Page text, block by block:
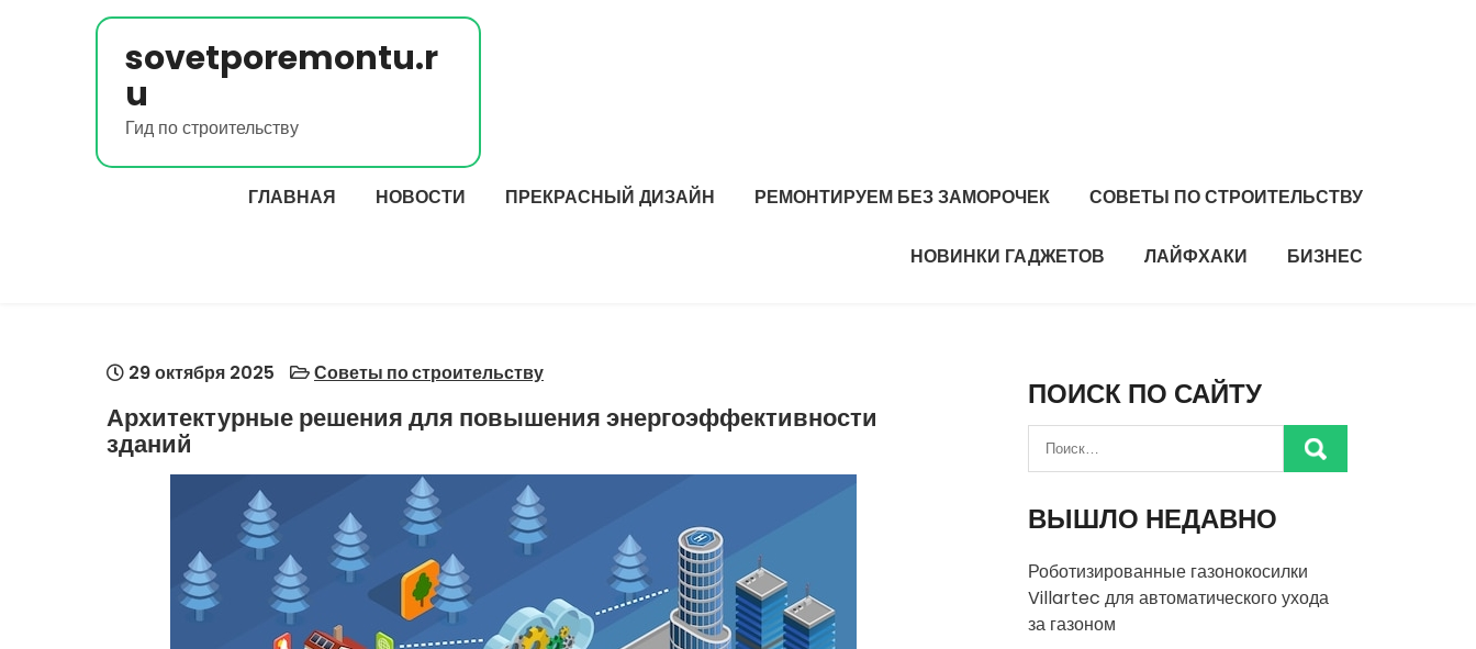
sovetporemontu.r
u
Гид по строительству
ГЛАВНАЯ НОВОСТИ ПРЕКРАСНЫЙ ДИЗАЙН РЕМОНТИРУЕМ БЕЗ ЗАМОРОЧЕК СОВЕТЫ ПО СТРОИТЕЛЬСТВУ
НОВИНКИ ГАДЖЕТОВ ЛАЙФХАКИ БИЗНЕС
29 октября 2025 Советы по строительству
Архитектурные решения для повышения энергоэффективности
зданий
ПОИСК ПО САЙТУ
ВЫШЛО НЕДАВНО
Роботизированные газонокосилки
Villartec для автоматического ухода
за газоном